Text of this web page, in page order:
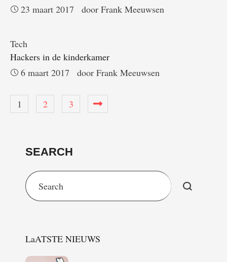
23 maart 2017
door Frank Meeuwsen
Tech
Hackers in de kinderkamer
6 maart 2017
door Frank Meeuwsen
1 2 3
SEARCH
LaATSTE NIEUWS